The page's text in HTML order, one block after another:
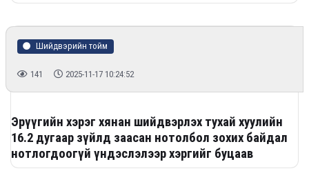
Шийдвэрийн тойм
141 2025-11-17 10:24:52
Эрүүгийн хэрэг хянан шийдвэрлэх тухай хуулийн
16.2 дугаар зүйлд заасан нотолбол зохих байдал
нотлогдоогүй үндэслэлээр хэргийг буцаав